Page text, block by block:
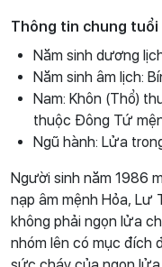
Thông tin chung tuổi
Năm sinh dương
Năm sinh âm lịch:
Nam: Khôn (Thổ)
thuộc Đông Tứ
Ngũ hành: Lửa
Người sinh năm 1986
nạp âm mệnh Hỏa, Lư
không phải ngọn lửa
nhóm lên có mục đích